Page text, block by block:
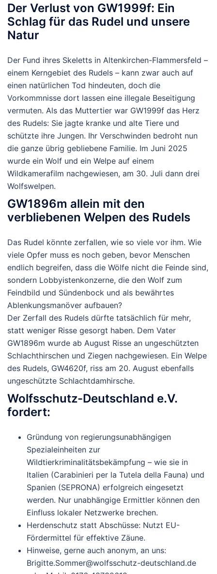
Der Verlust von GW1999f: Ein
Schlag für das Rudel und unsere
Natur
Der Fund ihres Skeletts in Altenkirchen-Flammersfeld –
einem Kerngebiet des Rudels – kann zwar auch auf
einen natürlichen Tod hindeuten, doch die
Vorkommnisse dort lassen eine illegale Beseitigung
vermuten. Als das Muttertier war GW1999f das Herz
des Rudels: Sie jagte kranke und alte Tiere und
schützte ihre Jungen. Ihr Verschwinden bedroht nun
die ganze übrig gebliebene Familie. Im Juni 2025
wurde ein Wolf und ein Welpe auf einem
Wildkamerafilm nachgewiesen, am 30. Juli dann drei
Wolfswelpen.
GW1896m allein mit den
verbliebenen Welpen des Rudels
Das Rudel könnte zerfallen, wie so viele vor ihm. Wie
viele Opfer muss es noch geben, bevor Menschen
endlich begreifen, dass die Wölfe nicht die Feinde sind,
sondern Lobbyistenkonzerne, die den Wolf zum
Feindbild und Sündenbock und als bewährtes
Ablenkungsmanöver aufbauen?
Der Zerfall des Rudels dürfte tatsächlich für mehr,
statt weniger Risse gesorgt haben. Dem Vater
GW1896m wurde ab August Risse an ungeschützten
Schlachthirschen und Ziegen nachgewiesen. Ein Welpe
des Rudels, GW4620f, riss am 20. August ebenfalls
ungeschützte Schlachtdamhirsche.
Wolfsschutz-Deutschland e.V.
fordert:
Gründung von regierungsunabhängigen
Spezialeinheiten zur
Wildtierkriminalitätsbekämpfung – wie sie in
Italien (Carabinieri per la Tutela della Fauna) und
Spanien (SEPRONA) erfolgreich eingesetzt
werden. Nur unabhängige Ermittler können den
Einfluss lokaler Netzwerke brechen.
Herdenschutz statt Abschüsse: Nutzt EU-
Fördermittel für effektive Zäune.
Hinweise, gerne auch anonym, an uns:
Brigitte.Sommer@wolfsschutz-deutschland.de